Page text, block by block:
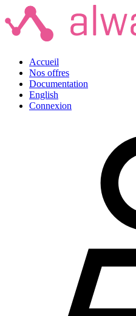
Accueil
Nos offres
Documentation
English
Connexion